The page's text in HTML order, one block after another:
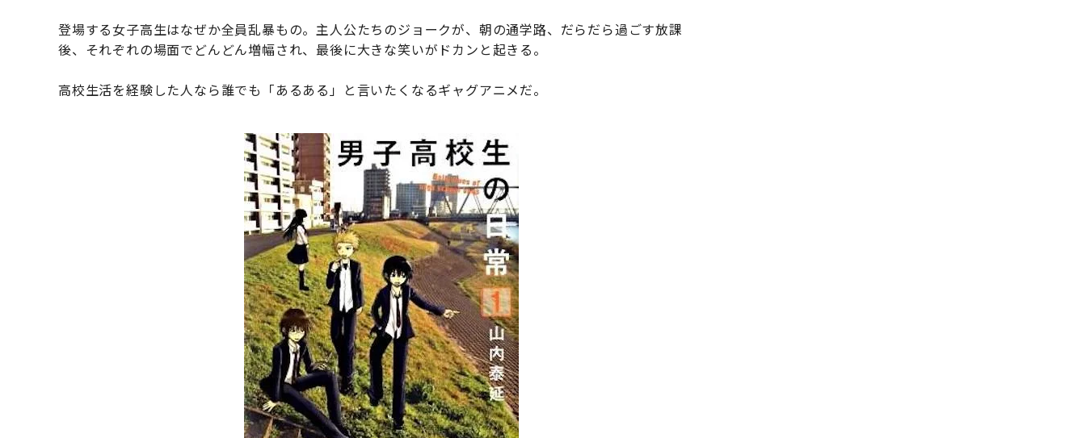
登場する女子高生はなぜか全員乱暴もの。主人公たちのジョークが、朝の通学路、だらだら過ごす放課
後、それぞれの場面でどんどん増幅され、最後に大きな笑いがドカンと起きる。
高校生活を経験した人なら誰でも「あるある」と言いたくなるギャグアニメだ。